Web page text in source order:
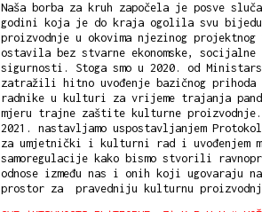
Naša borba za kruh započela je posve
godini koja je do kraja ogolila svu
proizvodnje u okovima njezinog
ostavila bez stvarne ekonomske, socijalne
sigurnosti. Stoga smo u 2020. od
zatražili hitno uvođenje bazičnog
radnike u kulturi za vrijeme trajanja
mjeru trajne zaštite kulturne proizvodnje.
2021. nastavljamo uspostavljanjem
za umjetnički i kulturni rad i uvođenjem
samoregulacije kako bismo stvorili
odnose između nas i onih koji ugovaraju
prostor za pravedniju kulturnu